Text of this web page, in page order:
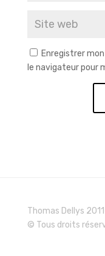
Enregistrer
le navigateur pour
Thomas Dellys
© Tous droits